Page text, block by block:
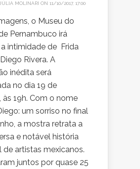
MOLINARI ON 11/10/2017, 17:00
o Museu do
Pernambuco irá
intimidade de Frida
Rivera. A
inédita será
no dia 19 de
às 19h. Com o nome
um sorriso no final
a mostra retrata a
e notável história
de artistas mexicanos.
juntos por quase 25